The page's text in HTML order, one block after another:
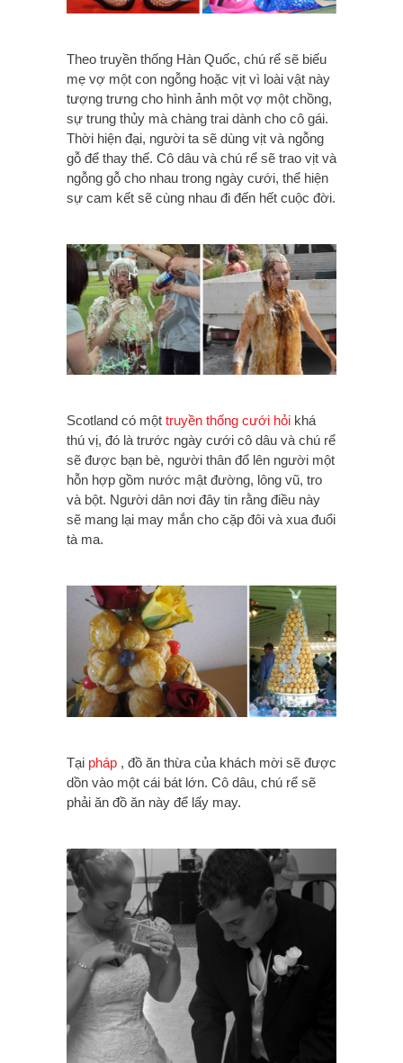
Theo truyền thống Hàn Quốc, chú rể sẽ biếu
mẹ vợ một con ngỗng hoặc vịt vì loài vật này
tượng trưng cho hình ảnh một vợ một chồng,
sự trung thủy mà chàng trai dành cho cô gái.
Thời hiện đại, người ta sẽ dùng vịt và ngỗng
gỗ để thay thế. Cô dâu và chú rể sẽ trao vịt và
ngỗng gỗ cho nhau trong ngày cưới, thể hiện
sự cam kết sẽ cùng nhau đi đến hết cuộc đời.
Scotland có một truyền thống cưới hỏi khá
thú vị, đó là trước ngày cưới cô dâu và chú rể
sẽ được bạn bè, người thân đổ lên người một
hỗn hợp gồm nước mật đường, lông vũ, tro
và bột. Người dân nơi đây tin rằng điều này
sẽ mang lại may mắn cho cặp đôi và xua đuổi
tà ma.
Tại pháp , đồ ăn thừa của khách mời sẽ được
dồn vào một cái bát lớn. Cô dâu, chú rể sẽ
phải ăn đồ ăn này để lấy may.